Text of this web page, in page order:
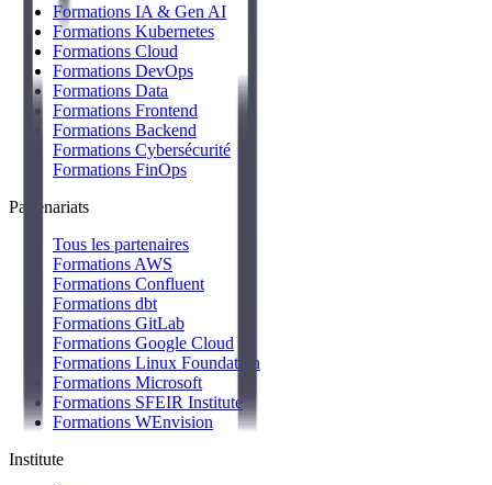
Formations IA & Gen AI
Formations Kubernetes
Formations Cloud
Formations DevOps
Formations Data
Formations Frontend
Formations Backend
Formations Cybersécurité
Formations FinOps
Partenariats
Tous les partenaires
Formations AWS
Formations Confluent
Formations dbt
Formations GitLab
Formations Google Cloud
Formations Linux Foundation
Formations Microsoft
Formations SFEIR Institute
Formations WEnvision
Institute